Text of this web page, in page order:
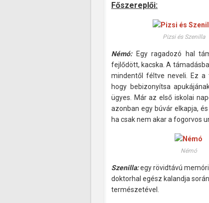
Főszereplői:
Pizsi és Szenilla
Némó:Egy ragadozó hal
fejlődött, kacska. A
mindentől féltve neveli. Ez a
hogy bebizonyítsa
ügyes. Már az első iskolai
azonban egy búvár elkapja,
ha csak nem akar a fogorvos
Némó
Szenilla:egy rövidtávú
doktorhal egész kalandja
természetével.